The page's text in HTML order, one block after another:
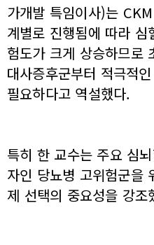
가개발 특임이사)는
계별로 진행됨에 따라 심
험도가 크게 상승하므로
대사증후군부터 적극적
필요하다고 역설했다.
특히 한 교수는 주요 심
자인 당뇨병 고위험군을
제 선택의 중요성을 강조